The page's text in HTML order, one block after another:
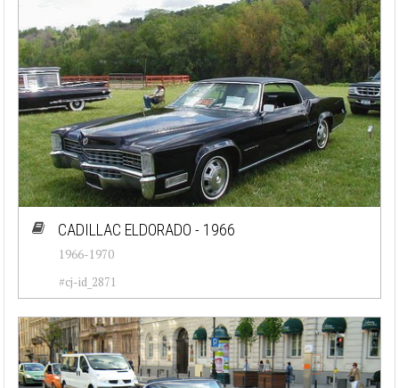
CADILLAC ELDORADO - 1966
1966-1970
#cj-id_2871